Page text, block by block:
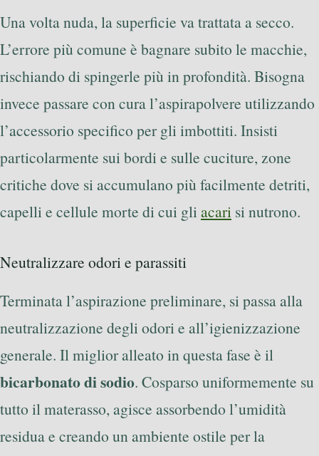
Una volta nuda, la superficie va trattata a secco.
L’errore più comune è bagnare subito le macchie,
rischiando di spingerle più in profondità. Bisogna
invece passare con cura l’aspirapolvere utilizzando
l’accessorio specifico per gli imbottiti. Insisti
particolarmente sui bordi e sulle cuciture, zone
critiche dove si accumulano più facilmente detriti,
capelli e cellule morte di cui gliacari si nutrono.
Neutralizzare odori e parassiti
Terminata l’aspirazione preliminare, si passa alla
neutralizzazione degli odori e all’igienizzazione
generale. Il miglior alleato in questa fase è il
bicarbonato di sodio. Cosparso uniformemente su
tutto il materasso, agisce assorbendo l’umidità
residua e creando un ambiente ostile per la